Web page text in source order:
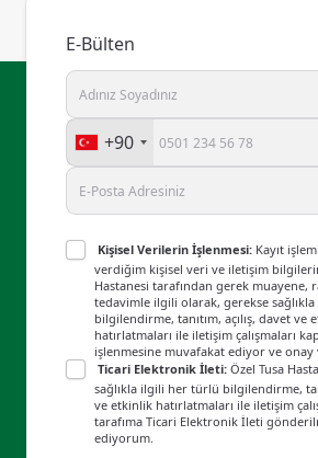
Prof. Dr. Emin Sami Arısoy
38. Türk Pediatri Kongresi 10-
2002 İstanbul
5. Ulusal Çocuk Enfeksiyon
Sempozyumu 18 Ocak 2002
11. Ulusal Neonatoloji
Haziran 2001 Samsun
11. Ulusal Neonatoloji’de
25-28 Haziran 2001 Samsun
Uzmanlık Tezi: Nedeni
E-Bülten
+90
Kişisel Verilerin İşlenmesi: Kayıt
verdiğim kişisel veri ve iletişim
Hastanesi tarafından gerek muayene,
tedavimle ilgili olarak, gerekse
bilgilendirme, tanıtım, açılış, davet ve
hatırlatmaları ile iletişim çalışmaları
işlenmesine muvafakat ediyor ve
Ticari Elektronik İleti: Özel Tusa
sağlıkla ilgili her türlü bilgilendirme,
ve etkinlik hatırlatmaları ile iletişim
tarafıma Ticari Elektronik İleti
ediyorum.